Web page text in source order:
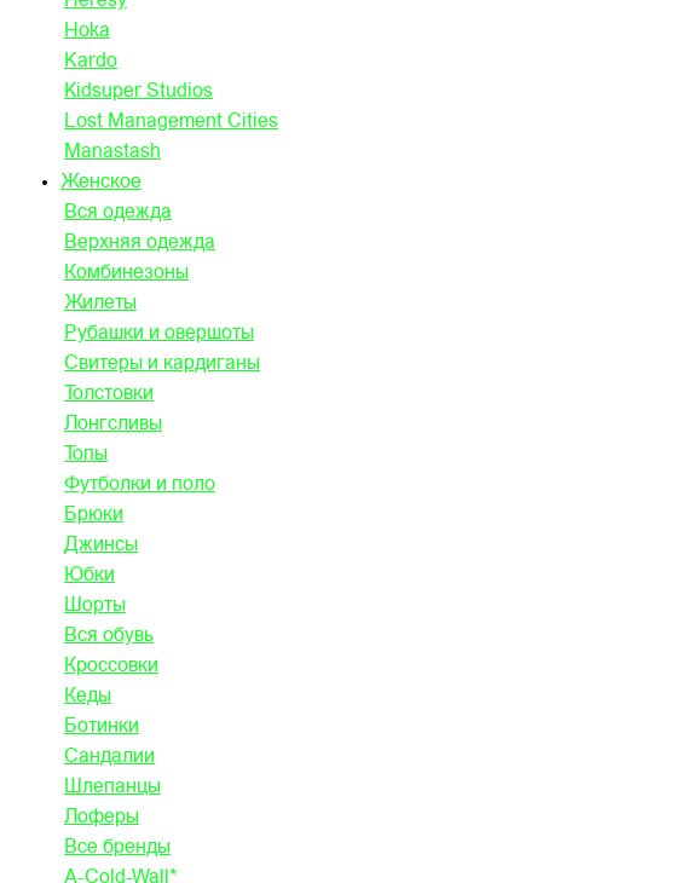
Hoka
Kardo
Kidsuper Studios
Lost Management Cities
Manastash
Женское
Вся одежда
Верхняя одежда
Комбинезоны
Жилеты
Рубашки и овершоты
Свитеры и кардиганы
Толстовки
Лонгсливы
Топы
Футболки и поло
Брюки
Джинсы
Юбки
Шорты
Вся обувь
Кроссовки
Кеды
Ботинки
Сандалии
Шлепанцы
Лоферы
Все бренды
A-Cold-Wall*